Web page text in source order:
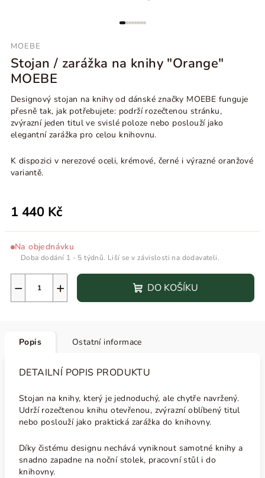
MOEBE
Stojan / zarážka na knihy "Orange"
MOEBE
Designový stojan na knihy od dánské značky MOEBE funguje
přesně tak, jak potřebujete: podrží rozečtenou stránku,
zvýrazní jeden titul ve svislé poloze nebo poslouží jako
elegantní zarážka pro celou knihovnu.
K dispozici v nerezové oceli, krémové, černé i výrazné oranžové
variantě.
1 440 Kč
Na objednávku
Doba dodání 1 - 5 týdnů. Liší se v závislosti na dodavateli.
+
− DO KOŠÍKU
Popis Ostatní informace
DETAILNÍ POPIS PRODUKTU
Stojan na knihy, který je jednoduchý, ale chytře navržený.
Udrží rozečtenou knihu otevřenou, zvýrazní oblíbený titul
nebo poslouží jako praktická zarážka do knihovny.
Díky čistému designu nechává vyniknout samotné knihy a
snadno zapadne na noční stolek, pracovní stůl i do
knihovny.